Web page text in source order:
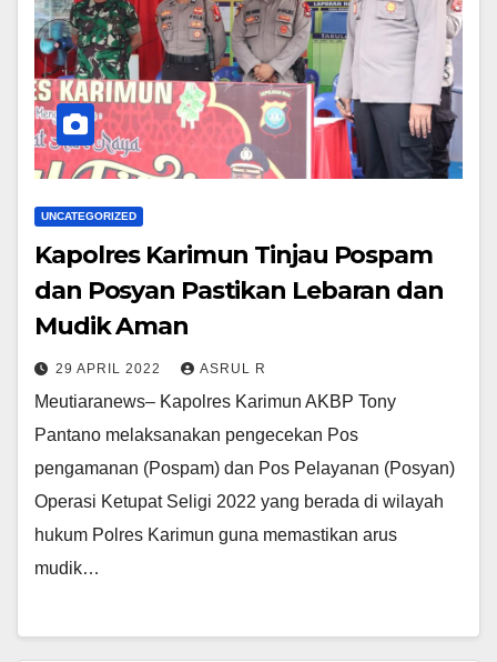
UNCATEGORIZED
Kapolres Karimun Tinjau Pospam
dan Posyan Pastikan Lebaran dan
Mudik Aman
29 APRIL 2022 ASRUL R
Meutiaranews– Kapolres Karimun AKBP Tony
Pantano melaksanakan pengecekan Pos
pengamanan (Pospam) dan Pos Pelayanan (Posyan)
Operasi Ketupat Seligi 2022 yang berada di wilayah
hukum Polres Karimun guna memastikan arus
mudik…